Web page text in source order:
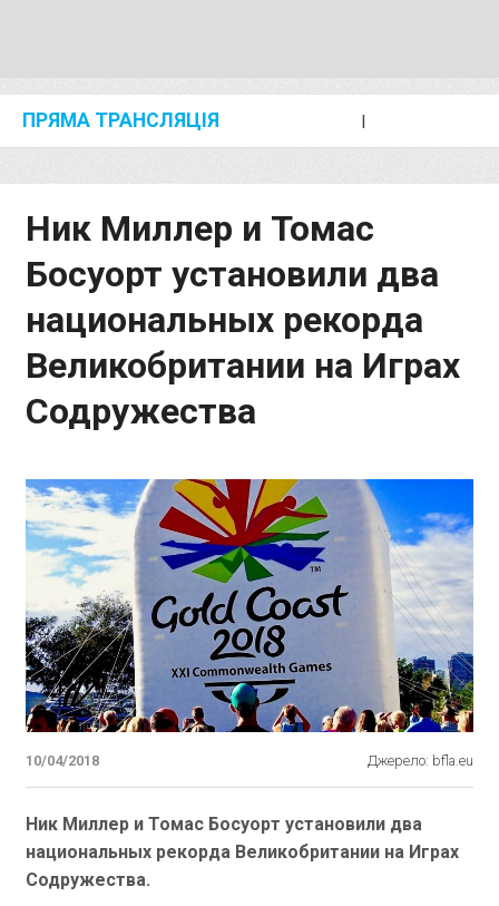
ПРЯМА ТРАНСЛЯЦІЯ I
Ник Миллер и Томас
Босуорт установили два
национальных рекорда
Великобритании на Играх
Содружества
10/04/2018 Джерело: bfla.eu
Ник Миллер и Томас Босуорт установили два
национальных рекорда Великобритании на Играх
Содружества.